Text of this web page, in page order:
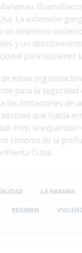
La extensión
un deterioro
y un
para contener
estas
para la seguridad
las limitaciones de
que había
Hoy, la expansión
síntoma de la
Cuba.
LA HABANA
REGIMEN